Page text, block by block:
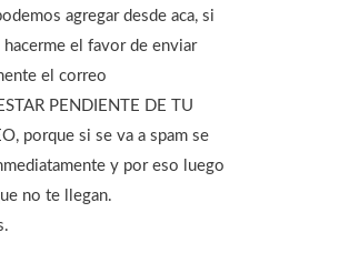
agregar desde aca, si
hacerme el favor de enviar
el correo
PENDIENTE DE TU
porque si se va a spam se
y por eso luego
no te llegan.